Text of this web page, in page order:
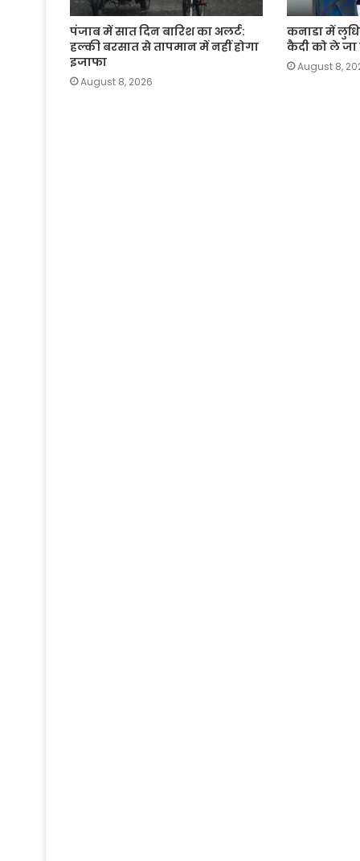
पंजाब में सात दिन बारिश का अलर्ट:
हल्की बरसात से तापमान में नहीं होगा
इजाफा
August 8, 2026
कनाडा में
कैदी को ले जा
August 8,